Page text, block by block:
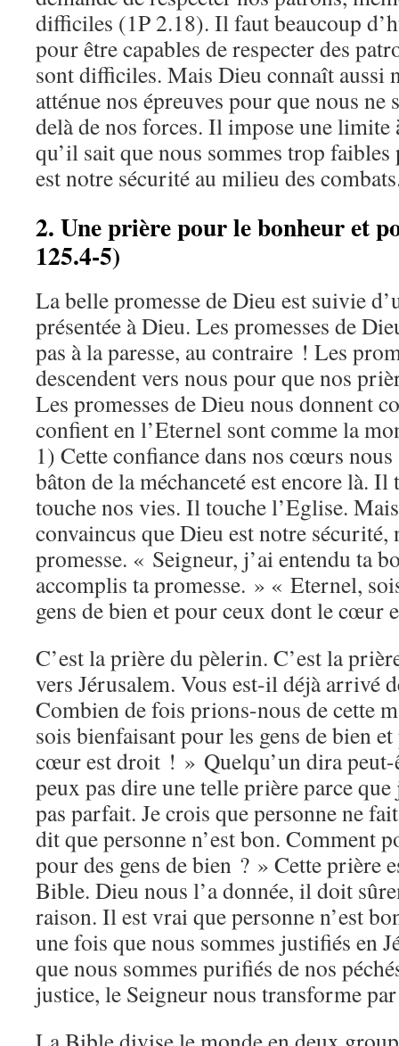
difficiles (1P 2.18). Il faut beaucoup
pour être capables de respecter des
sont difficiles. Mais Dieu connaît aussi
atténue nos épreuves pour que nous ne
delà de nos forces. Il impose une limite
qu’il sait que nous sommes trop
est notre sécurité au milieu des
2. Une prière pour le bonheur et
125.4-5)
La belle promesse de Dieu est suivie
présentée à Dieu. Les promesses de
pas à la paresse, au contraire ! Les
descendent vers nous pour que nos
Les promesses de Dieu nous donnent
confient en l’Eternel sont comme la
1) Cette confiance dans nos cœurs
bâton de la méchanceté est encore là.
touche nos vies. Il touche l’Eglise.
convaincus que Dieu est notre sécurité,
promesse. « Seigneur, j’ai entendu ta
accomplis ta promesse. » « Eternel,
gens de bien et pour ceux dont le
C’est la prière du pèlerin. C’est la
vers Jérusalem. Vous est-il déjà arrivé
Combien de fois prions-nous de cette
sois bienfaisant pour les gens de bien
cœur est droit ! » Quelqu’un dira
peux pas dire une telle prière parce que
pas parfait. Je crois que personne ne
dit que personne n’est bon. Comment
pour des gens de bien ? » Cette prière
Bible. Dieu nous l’a donnée, il doit
raison. Il est vrai que personne n’est
une fois que nous sommes justifiés en
que nous sommes purifiés de nos
justice, le Seigneur nous transforme